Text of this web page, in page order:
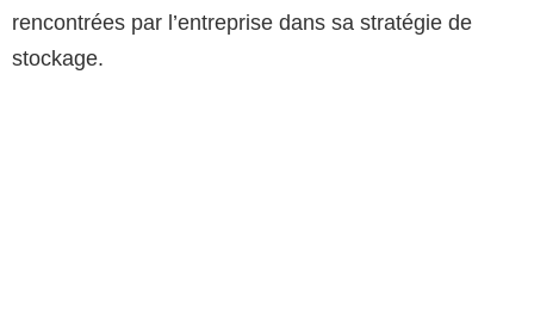
rencontrées par l’entreprise dans sa stratégie de
stockage.